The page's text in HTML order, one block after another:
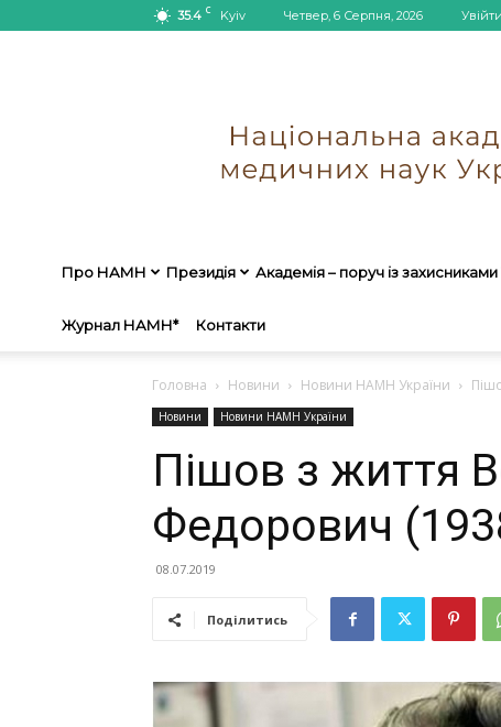
35.4 C Kyiv Четвер, 6 Серпня, 2026
Про НАМН Президія Академія – поруч із захисниками
Журнал НАМН* Контакти
Головна Новини Новини НАМН України
Новини Новини НАМН України
Пішов з життя
Федорович
08.07.2019
Поділитись